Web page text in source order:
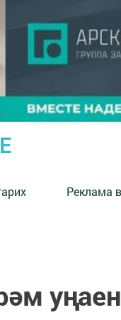
Реклама